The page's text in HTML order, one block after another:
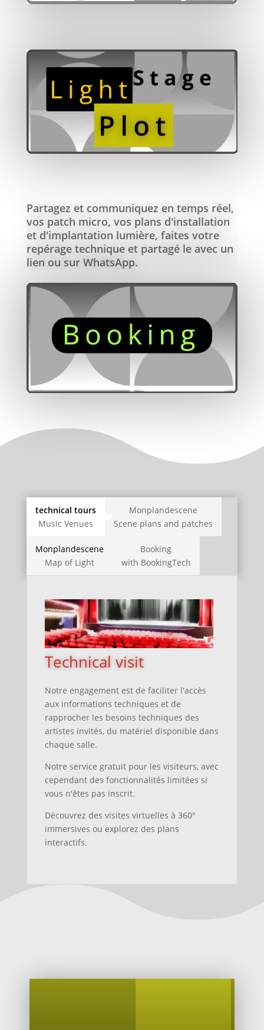
Partagez et communiquez en temps réel,
vos patch micro, vos plans d'installation
et d'implantation lumière, faites votre
repérage technique et partagé le avec un
lien ou sur WhatsApp.
technical tours
Music Venues
Monplandescene
Scene plans and patches
Monplandescene
Map of Light
Booking
with BookingTech
Technical visit
Notre engagement est de faciliter l'accès
aux informations techniques etde
rapprocher les besoins techniques des
artistes invités, du matériel disponible dans
chaque salle.
Notre service gratuit pour les visiteurs, avec
cependant des fonctionnalités limitées si
vous n'êtes pas inscrit.
Découvrez des visites virtuelles à 360°
immersives ou explorez des plans
interactifs.